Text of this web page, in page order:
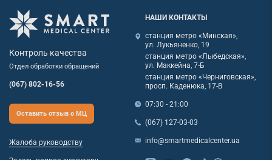
Контроль качества
Отдел обработки обращений
(067) 802-16-56
Оставить отзыв о МЦ
Жалоба руководству
НАШИ КОНТАКТЫ
станция метро «Минская»,
ул. Лукьяненко, 19
станция метро «Лыбедская»,
ул. Маккейна, 7-Б
станция метро «Черниговская»,
просп. Каденюка, 17-В
07:30 - 21:00
(067) 127-03-03
info@smartmedicalcenter.ua